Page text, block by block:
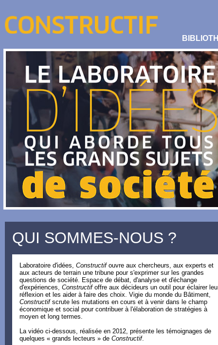
QUI SOMMES-NOUS ?
Laboratoire d'idées, Constructifouvre aux chercheurs, aux experts et
aux acteurs de terrain une tribune pour s'exprimer sur les grandes
questions de société. Espace de débat, d'analyse et d'échange
d'expériences, Constructifoffre aux décideurs un outil pour éclairer
réflexion et les aider à faire des choix. Vigie du monde du Bâtiment,
Constructifscrute les mutations en cours et à venir dans le champ
économique et social pour contribuer à l'élaboration de stratégies à
moyen et long termes.
La vidéo ci-dessous, réalisée en 2012, présente les témoignages de
quelques « grands lecteurs » de Constructif.